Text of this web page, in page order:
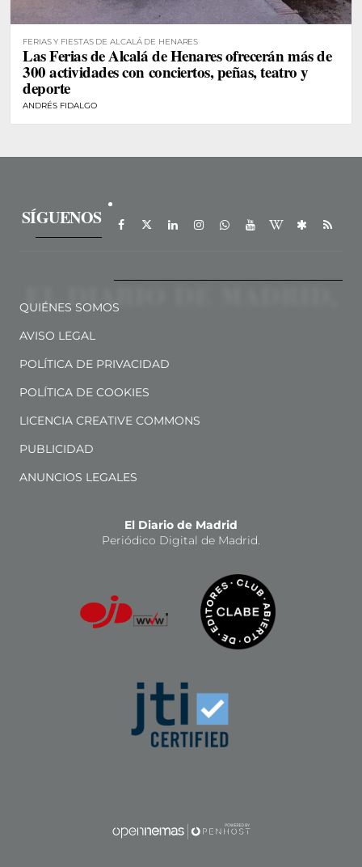
FERIAS Y FIESTAS DE ALCALÁ DE HENARES
Las Ferias de Alcalá de Henares ofrecerán más de
300 actividades con conciertos, peñas, teatro y
deporte
ANDRÉS FIDALGO
SÍGUENOS
QUIÉNES SOMOS
AVISO LEGAL
POLÍTICA DE PRIVACIDAD
POLÍTICA DE COOKIES
LICENCIA CREATIVE COMMONS
PUBLICIDAD
ANUNCIOS LEGALES
El Diario de Madrid
Periódico Digital de Madrid.